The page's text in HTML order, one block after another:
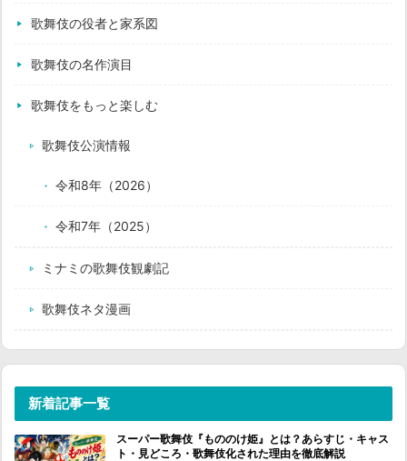
歌舞伎の役者と家系図
歌舞伎の名作演目
歌舞伎をもっと楽しむ
歌舞伎公演情報
令和8年（2026）
令和7年（2025）
ミナミの歌舞伎観劇記
歌舞伎ネタ漫画
新着記事一覧
スーパー歌舞伎『もののけ姫』とは？あらすじ・キャス
ト・見どころ・歌舞伎化された理由を徹底解説